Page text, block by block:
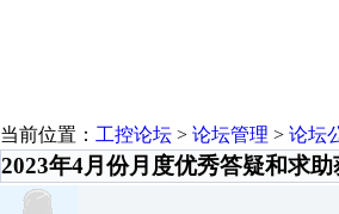
当前位置： 工控论坛 > 论坛管理 > 论坛
2023年4月份月度优秀答疑和求